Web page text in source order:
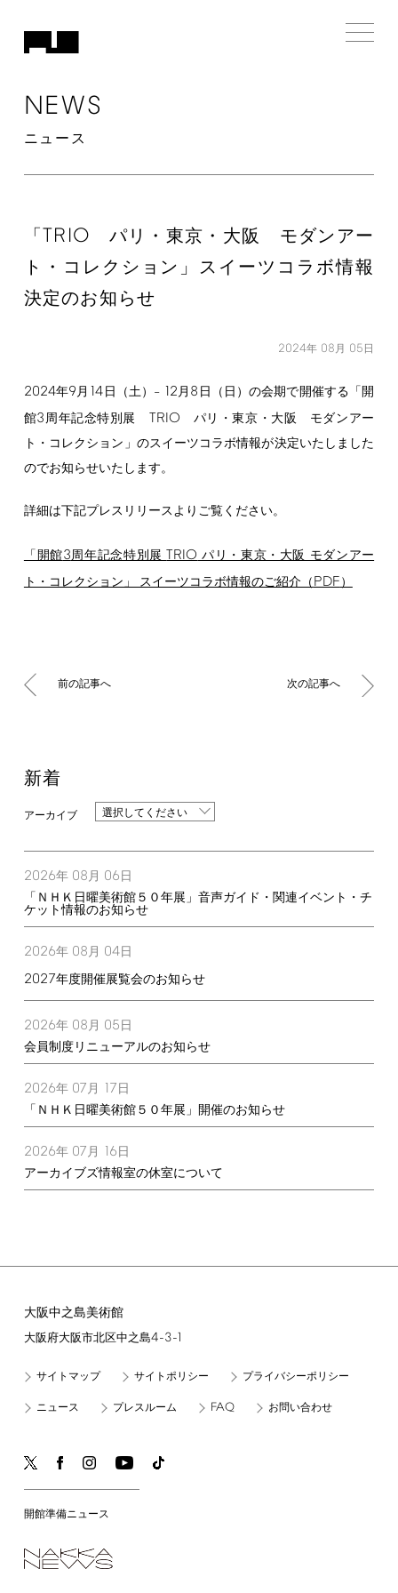
NEWS
ニュース
「 TRIO パリ・東京・大阪 モダンアー
ト・コレクション」スイーツコラボ情報
決定のお知らせ
2024年 08 月 05 日
2024年9月 14 日（土）– 12月 8 日（日）の会期で開催する「開
館3周年記念特別展 TRIO パリ・東京・大阪 モダンアー
ト・コレクション」のスイーツコラボ情報が決定いたしました
のでお知らせいたします。
詳細は下記プレスリリースよりご覧ください。
「開館3周年記念特別展 TRIO パリ・東京・大阪 モダンアー
ト・コレクション」 スイーツコラボ情報のご紹介（PDF）
前の記事へ 次の記事へ
新着
選択してください
2026年 08月 06 日
「ＮＨＫ日曜美術館５０年展」音声ガイド・関連イベント・チ
ケット情報のお知らせ
2026年 08月 04日
2027年度開催展覧会のお知らせ
2026年 08月 05 日
会員制度リニューアルのお知らせ
2026年 07月 17 日
「ＮＨＫ日曜美術館５０年展」開催のお知らせ
2026年 07月 16 日
アーカイブズ情報室の休室について
大阪中之島美術館
大阪府大阪市北区中之島4-3-1
サイトマップ サイトポリシー プライバシーポリシー
ニュース プレスルーム FAQ お問い合わせ
開館準備ニュース